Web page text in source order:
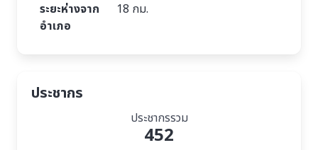
ระยะห่างจาก
อำเภอ
18 กม.
ประชากร
ประชากรรวม
452